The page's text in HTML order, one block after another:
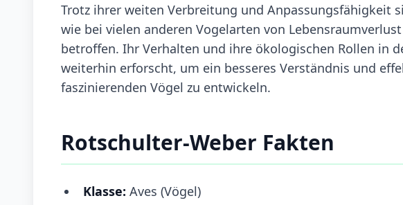
Trotz ihrer weiten Verbreitung und Anpassungsfähigkeit
wie bei vielen anderen Vogelarten von
betroffen. Ihr Verhalten und ihre ökologischen Rollen in
weiterhin erforscht, um ein besseres Verständnis und
faszinierenden Vögel zu entwickeln.
Rotschulter-Weber Fakten
Klasse: Aves (Vögel)